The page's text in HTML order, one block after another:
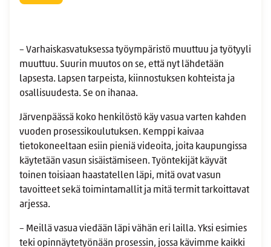
– Varhaiskasvatuksessa työympäristö muuttuu ja työtyyli
muuttuu. Suurin muutos on se, että nyt lähdetään
lapsesta. Lapsen tarpeista, kiinnostuksen kohteista ja
osallisuudesta. Se on ihanaa.
Järvenpäässä koko henkilöstö käy vasua varten kahden
vuoden prosessikoulutuksen. Kemppi kaivaa
tietokoneeltaan esiin pieniä videoita, joita kaupungissa
käytetään vasun sisäistämiseen. Työntekijät käyvät
toinen toisiaan haastatellen läpi, mitä ovat vasun
tavoitteet sekä toimintamallit ja mitä termit tarkoittavat
arjessa.
– Meillä vasua viedään läpi vähän eri lailla. Yksi esimies
teki opinnäytetyönään prosessin, jossa kävimme kaikki